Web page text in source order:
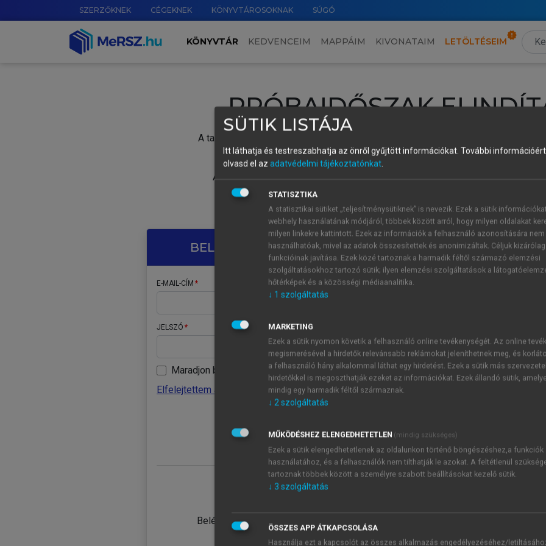
SZERZŐKNEK CÉGEKNEK KÖNYVTÁROSOKNAK SÚGÓ
KÖNYVTÁR KEDVENCEIM MAPPÁIM KIVONATAIM LETÖLTÉSEIM
PRÓBAIDŐSZAK
A tartalom megtekintéséhez lépj be a saját fiókoddal, iskolai azonosítóddal vagy
Új felhasználóként1 óra díjmentes hozzáférésrevagy
A próbaidőszak elindításához,
vagy hozz
A regisztráció után a
BELÉPÉS SAJÁT FIÓKKAL
E-MAIL-CÍM
JELSZÓ
Maradjon belépve
Elfelejtettem a jelszavamat
Belépés intézményi azonosítóval
ÚJ FIÓK
1 óra
JELSZÓ
Kérek értesítést a MeRSZ
Kérek értesítést az
SÜTIK LISTÁJA
Itt láthatja és testreszabhatja az önről gyűjtött információkat. További
olvasd el az adatvédelmi tájékoztatónkat.
STATISZTIKA
A statisztikai sütiket „teljesítménysütiknek” is nevezik. Ezek a sütik
webhely használatának módjáról, többek között arról, hogy milyen oldalakat
milyen linkekre kattintott. Ezek az információk a felhasználó azonosítására nem
használhatóak, mivel az adatok összesítettek és anonimizáltak. Céljuk
funkcióinak javítása. Ezek közé tartoznak a harmadik féltől származó elemzési
szolgáltatásokhoz tartozó sütik; ilyen elemzési szolgáltatások a
hőtérképek és a közösségi médiaanalitika.
↓ 1 szolgáltatás
MARKETING
Ezek a sütik nyomon követik a felhasználó online tevékenységét. Az online
megismerésével a hirdetők relevánsabb reklámokat jeleníthetnek meg, és
a felhasználó hány alkalommal láthat egy hirdetést. Ezek a sütik más
hirdetőkkel is megoszthatják ezeket az információkat. Ezek állandó sütik,
mindig egy harmadik féltől származnak.
↓ 2szolgáltatás
MŰKÖDÉSHEZ ELENGEDHETETLEN (mindig szükséges)
Ezek a sütik elengedhetetlenek az oldalunkon történő böngészéshez,a funkciók
használatához, és a felhasználók nem tilthatják le azokat. A feltétlenül
tartoznak többek között a személyre szabott beállításokat kezelő sütik.
↓ 3 szolgáltatás
ÖSSZES APP ÁTKAPCSOLÁSA
Használja ezt a kapcsolót az összes alkalmazás engedélyezéséhez/